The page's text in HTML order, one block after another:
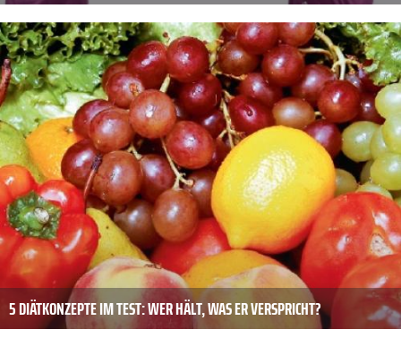
5 DIÄTKONZEPTE IM TEST: WER HÄLT, WAS ER VERSPRICHT?